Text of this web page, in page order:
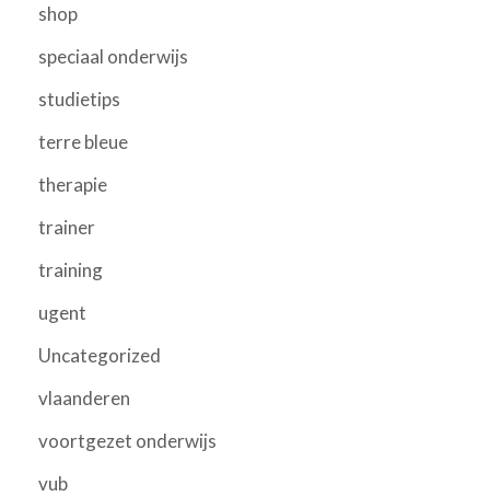
shop
speciaal onderwijs
studietips
terre bleue
therapie
trainer
training
ugent
Uncategorized
vlaanderen
voortgezet onderwijs
vub